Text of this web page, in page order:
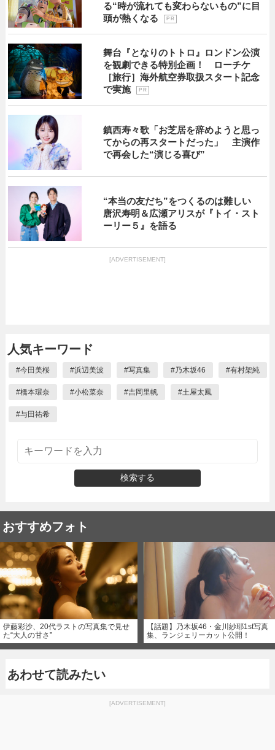
る“時が流れても変わらないもの”に目
頭が熱くなる
P R
舞台『となりのトトロ』ロンドン公演
を観劇できる特別企画！ ローチケ
［旅行］海外航空券取扱スタート記念
で実施
P R
鎮西寿々歌「お芝居を辞めようと思っ
てからの再スタートだった」 主演作
で再会した“演じる喜び”
“本当の友だち”をつくるのは難しい
唐沢寿明＆広瀬アリスが『トイ・スト
ーリー５』を語る
[ADVERTISEMENT]
人気キーワード
#今田美桜 #浜辺美波 #写真集 #乃木坂46 #有村架純
#橋本環奈 #小松菜奈 #吉岡里帆 #土屋太鳳
#与田祐希
検索する
おすすめフォト
伊藤彩沙、20代ラストの写真集で見せ
た“大人の甘さ”
【話題】乃木坂46・金川紗耶1st写真
集、ランジェリーカット公開！
あわせて読みたい
[ADVERTISEMENT]